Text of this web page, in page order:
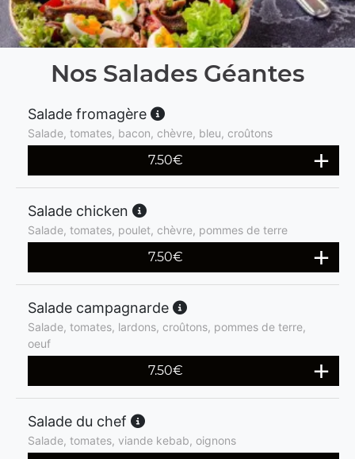
Nos Salades Géantes
Salade fromagère
Salade, tomates, bacon, chèvre, bleu, croûtons
7.50€
Salade chicken
Salade, tomates, poulet, chèvre, pommes de terre
7.50€
Salade campagnarde
Salade, tomates, lardons, croûtons, pommes de terre,
oeuf
7.50€
Salade du chef
Salade, tomates, viande kebab, oignons